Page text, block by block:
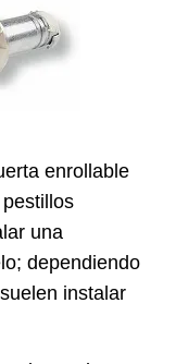
enrollable
una
dependiendo
instalar